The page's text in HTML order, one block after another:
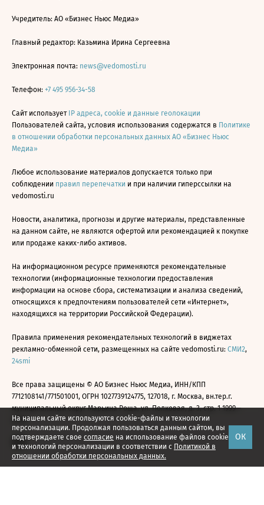
На нашем сайте используются cookie-файлы и технологии
персонализации. Продолжая пользоваться данным сайтом, вы
подтверждаете свое согласие на использование файлов cookie
и технологий персонализации в соответствии с Политикой в
отношении обработки персональных данных.
ОК
Учредитель: АО «Бизнес Ньюс Медиа»
Главный редактор: Казьмина Ирина Сергеевна
Электронная почта: news@vedomosti.ru
Телефон: +7 495 956-34-58
Сайт использует IP адреса, cookie и данные геолокации
Пользователей сайта, условия использования содержатся в Политике
в отношении обработки персональных данных АО «Бизнес Ньюс
Медиа»
Любое использование материалов допускается только при
соблюдении правил перепечатки и при наличии гиперссылки на
vedomosti.ru
Новости, аналитика, прогнозы и другие материалы, представленные
на данном сайте, не являются офертой или рекомендацией к покупке
или продаже каких-либо активов.
На информационном ресурсе применяются рекомендательные
технологии (информационные технологии предоставления
информации на основе сбора, систематизации и анализа сведений,
относящихся к предпочтениям пользователей сети «Интернет»,
находящихся на территории Российской Федерации).
Правила применения рекомендательных технологий в виджетах
рекламно-обменной сети, размещенных на сайте vedomosti.ru: СМИ2,
24smi
Все права защищены © АО Бизнес Ньюс Медиа, ИНН/КПП
7712108141/771501001, ОГРН 1027739124775, 127018, г. Москва, вн.тер.г.
муниципальный округ Марьина Роща, ул. Полковая, д. 3, стр. 1 1999—
2026